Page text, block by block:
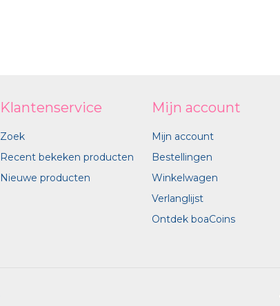
Klantenservice
Zoek
Recent bekeken producten
Nieuwe producten
Mijn account
Mijn account
Bestellingen
Winkelwagen
Verlanglijst
Ontdek boaCoins